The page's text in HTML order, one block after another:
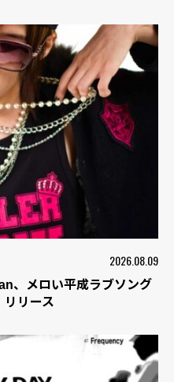
2026.08.09
、メロい平成ラブソング
リース